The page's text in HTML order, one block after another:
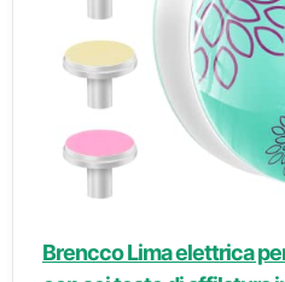
Brencco Lima elettrica